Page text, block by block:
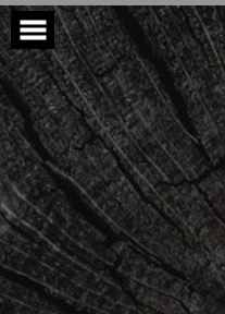
Skip
to
content